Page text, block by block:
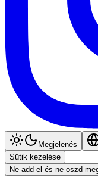
Megjelenés
Sütik kezelése
Ne add el és ne oszd